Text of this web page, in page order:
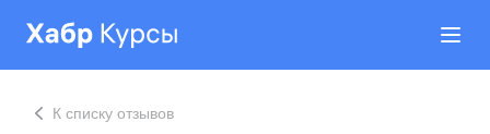
К списку отзывов